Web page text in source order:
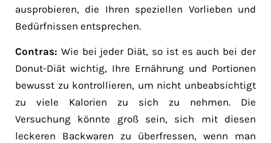
ausprobieren, die Ihren speziellen Vorlieben und
Bedürfnissen entsprechen.
Contras: Wie bei jeder Diät, so ist es auch bei der
Donut-Diät wichtig, Ihre Ernährung und Portionen
bewusst zu kontrollieren, um nicht unbeabsichtigt
zu viele Kalorien zu sich zu nehmen. Die
Versuchung könnte groß sein, sich mit diesen
leckeren Backwaren zu überfressen, wenn man